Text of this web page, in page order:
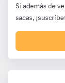
Si además de
sacas,